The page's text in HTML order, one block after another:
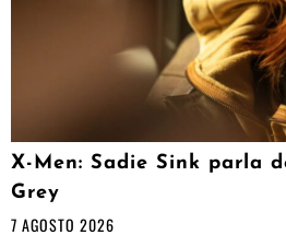
X-Men: Sadie Sink parla
Grey
7 AGOSTO 2026